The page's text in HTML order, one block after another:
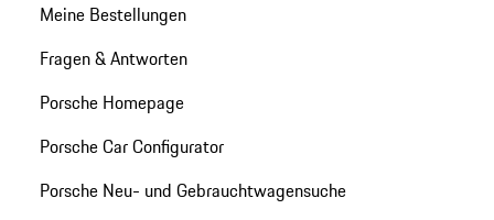
Meine Bestellungen
Fragen & Antworten
Porsche Homepage
Porsche Car Configurator
Porsche Neu- und Gebrauchtwagensuche